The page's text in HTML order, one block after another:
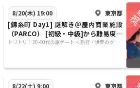
8/20(木) 19:00 東京都
[錦糸町 Day1] 謎解き＠屋内商業施設
（PARCO） [初級・中級]から難易度選
択できます
トリトリ：30-40代の旅ゲート ＜旅行・世界のグル
8/22(土) 9:00 東京都